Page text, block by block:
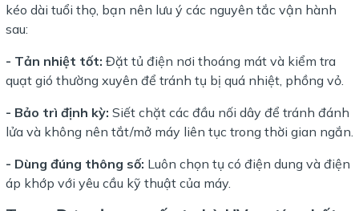
kéo dài tuổi thọ, bạn nên lưu ý các nguyên tắc vận hành
sau:
- Tản nhiệt tốt: Đặt tủ điện nơi thoáng mát và kiểm tra
quạt gió thường xuyên để tránh tụ bị quá nhiệt, phồng vỏ.
- Bảo trì định kỳ: Siết chặt các đầu nối dây để tránh đánh
lửa và không nên tắt/mở máy liên tục trong thời gian ngắn.
- Dùng đúng thông số: Luôn chọn tụ có điện dung và điện
áp khớp với yêu cầu kỹ thuật của máy.